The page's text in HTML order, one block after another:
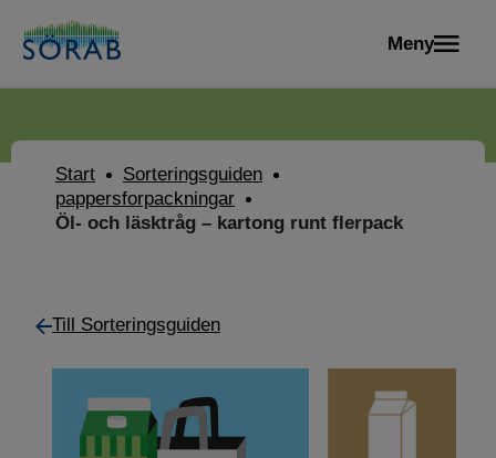
Meny
Start
Sorteringsguiden
pappersforpackningar
Öl- och läsktråg – kartong runt flerpack
Till Sorteringsguiden